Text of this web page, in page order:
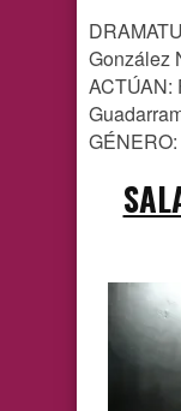
González
ACTÚAN: